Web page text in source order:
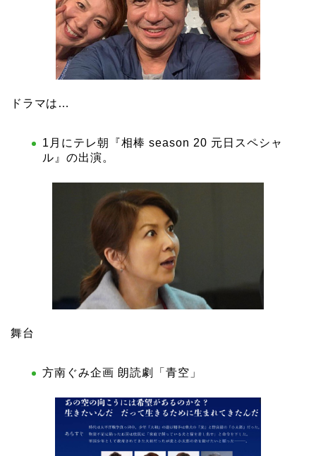
ドラマは…
1月にテレ朝『相棒 season 20 元日スペシャ
ル』の出演。
舞台
方南ぐみ企画 朗読劇「青空」